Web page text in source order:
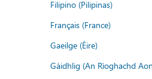
Filipino (Pilipinas)
Français (France)
Gaeilge (Éire)
Gàidhlig (An Rìoghachd